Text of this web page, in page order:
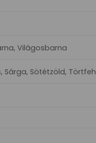
Világosbarna
Sárga, Sötétzöld,